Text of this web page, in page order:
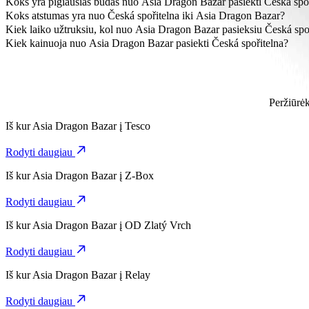
Pasirinkdami kategoriją Bolt, nuo Asia Dragon Bazar iki Česká
Koks atstumas yra nuo Česká spořitelna iki Asia Dragon Bazar?
Nuo Asia Dragon Bazar iki Česká spořitelna yra maždaug 5 km.
Kiek laiko užtruksiu, kol nuo Asia Dragon Bazar pasieksiu Česká
Pasirinkdami kategoriją Bolt, nuo Asia Dragon Bazar iki Česká
Kiek kainuoja nuo Asia Dragon Bazar pasiekti Česká spořitelna?
Pasirinkdami kategoriją Bolt, už kelionę nuo Asia Dragon Bazar iki
Iš kur Asia Dragon Bazar į Tesco
Rodyti daugiau
Iš kur Asia Dragon Bazar į Z-Box
Rodyti daugiau
Iš kur Asia Dragon Bazar į OD Zlatý Vrch
Rodyti daugiau
Iš kur Asia Dragon Bazar į Relay
Rodyti daugiau